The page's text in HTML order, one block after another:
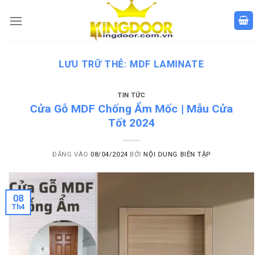
qua
LƯU TRỮ THẺ: MDF LAMINATE
TIN TỨC
Cửa Gỗ MDF Chống Ẩm Mốc | Mẫu Cửa
Tốt 2024
ĐĂNG VÀO 08/04/2024 BỞI NỘI DUNG BIÊN TẬP
08
Th4